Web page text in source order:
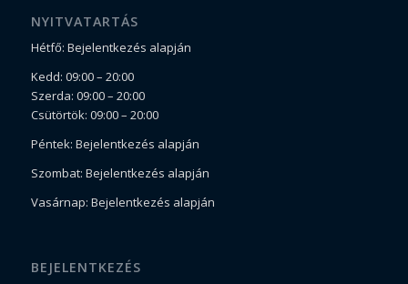
NYITVATARTÁS
Hétfő: Bejelentkezés alapján
Kedd: 09:00 – 20:00
Szerda: 09:00 – 20:00
Csütörtök: 09:00 – 20:00
Péntek: Bejelentkezés alapján
Szombat: Bejelentkezés alapján
Vasárnap: Bejelentkezés alapján
BEJELENTKEZÉS